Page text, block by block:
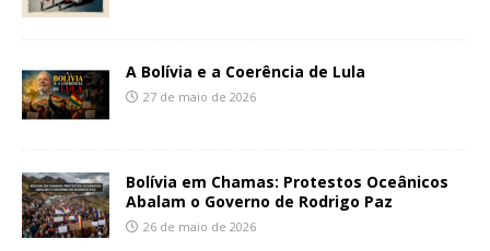
A Bolívia e a Coerência de Lula
27 de maio de 2026
Bolívia em Chamas: Protestos Oceânicos
Abalam o Governo de Rodrigo Paz
26 de maio de 2026